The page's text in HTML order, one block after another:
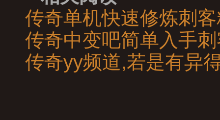
传奇单机快速修炼刺
传奇中变吧简单入手
传奇yy频道,若是有异